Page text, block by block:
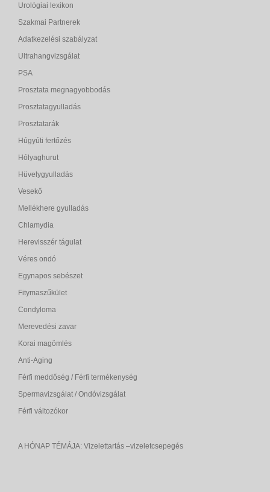
Urológiai lexikon
Szakmai Partnerek
Adatkezelési szabályzat
Ultrahangvizsgálat
PSA
Prosztata megnagyobbodás
Prosztatagyulladás
Prosztatarák
Húgyúti fertőzés
Hólyaghurut
Hüvelygyulladás
Vesekő
Mellékhere gyulladás
Chlamydia
Herevisszér tágulat
Véres ondó
Egynapos sebészet
Fitymaszűkület
Condyloma
Merevedési zavar
Korai magömlés
Anti-Aging
Férfi meddőség / Férfi termékenység
Spermavizsgálat / Ondóvizsgálat
Férfi változókor
A HÓNAP TÉMÁJA: Vizelettartás –vizeletcsepegés